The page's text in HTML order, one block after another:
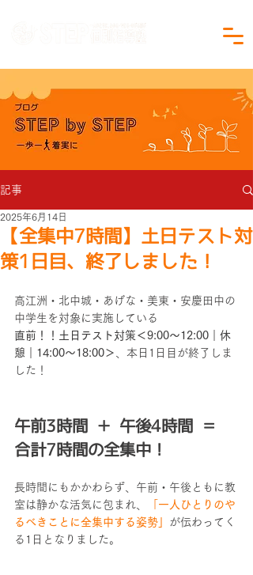
記事
【全集中7時間】土日テスト対
策1日目、終了しました！
2025年6月14日
高江洲・北中城・あげな・美東・安慶田中の
中学生を対象に実施している
直前！！土日テスト対策＜9:00～12:00｜休
憩｜14:00～18:00＞
、本日1日目が終了しま
した！
午前3時間 ＋ 午後4時間 ＝
合計7時間の全集中！
長時間にもかかわらず、午前・午後ともに教
室は静かな活気に包まれ、
一人ひとりのや
るべきことに全集中する姿勢」 が伝わってく
る1日となりました。